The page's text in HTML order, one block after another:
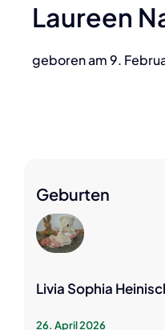
Laureen
geboren am 9.
Geburten
Livia Sophia
26. April 2026